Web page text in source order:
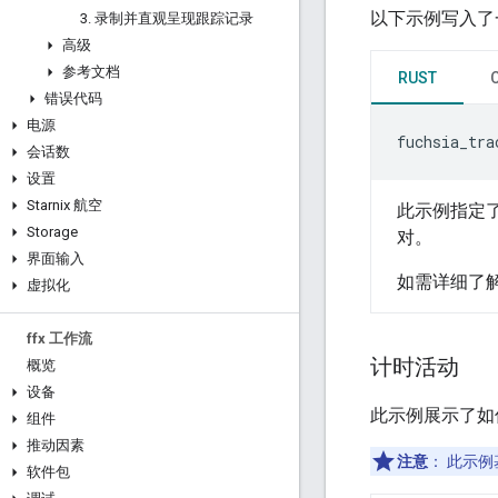
3. 录制并直观呈现跟踪记录
高级
参考文档
错误代码
电源
会话数
设置
Starnix 航空
Storage
界面输入
虚拟化
ffx 工作流
概览
设备
组件
推动因素
软件包
以下示例写入
RUST
此示例指定
对。
如需详细了
计时活动
此示例展示了
注意 ： 此示